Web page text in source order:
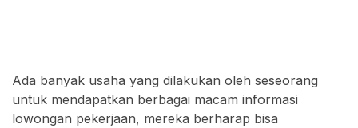
Ada banyak usaha yang dilakukan oleh seseorang
untuk mendapatkan berbagai macam informasi
lowongan pekerjaan, mereka berharap bisa